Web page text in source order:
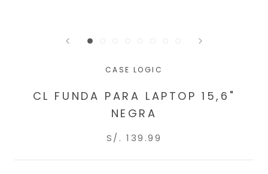
CASE LOGIC
CL FUNDA PARA LAPTOP 15,6"
NEGRA
S/. 139.99